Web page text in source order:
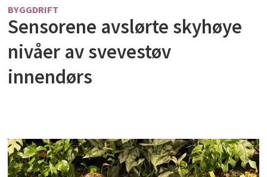
BYGGDRIFT
Sensorene avslørte skyhøye
nivåer av svevestøv
innendørs